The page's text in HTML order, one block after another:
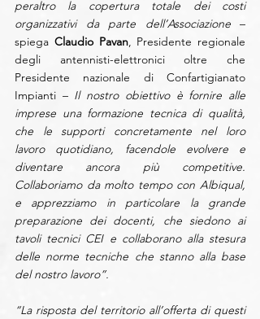
peraltro la copertura totale dei costi
organizzativi da parte dell’Associazione –
spiega Claudio Pavan, Presidente regionale
degli antennisti-elettronici oltre che
Presidente nazionale di Confartigianato
Impianti – Il nostro obiettivo è fornire alle
imprese una formazione tecnica di qualità,
che le supporti concretamente nel loro
lavoro quotidiano, facendole evolvere e
diventare ancora più competitive.
Collaboriamo da molto tempo con Albiqual,
e apprezziamo in particolare la grande
preparazione dei docenti, che siedono ai
tavoli tecnici CEI e collaborano alla stesura
delle norme tecniche che stanno alla base
del nostro lavoro”.
“La risposta del territorio all’offerta di questi